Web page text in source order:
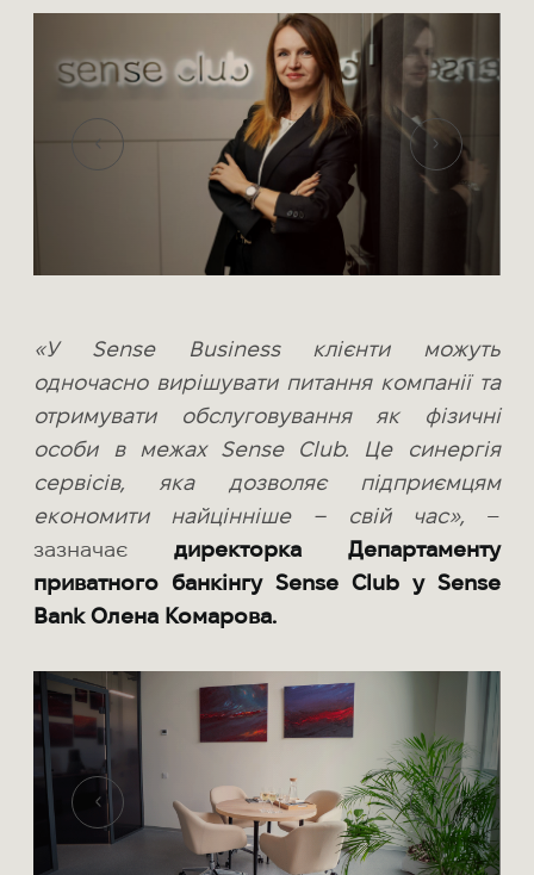
«У Sense Business клієнти можуть
одночасно вирішувати питання компанії та
отримувати обслуговування як фізичні
особи в межах Sense Club. Це синергія
сервісів, яка дозволяє підприємцям
економити найцінніше – свій час», –
зазначає директорка Департаменту
приватного банкінгу Sense Club у Sense
Bank Олена Комарова.